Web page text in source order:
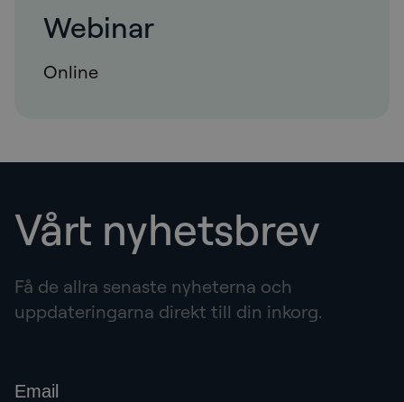
Webinar
Online
Vårt nyhetsbrev
Få de allra senaste nyheterna och
uppdateringarna direkt till din inkorg.